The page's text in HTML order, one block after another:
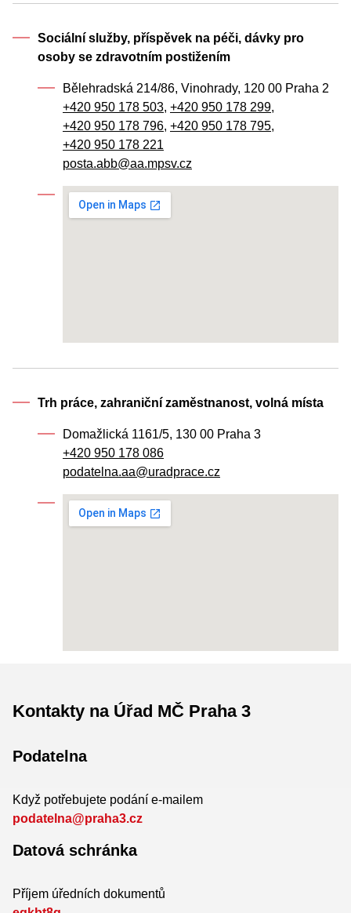
Sociální služby, příspěvek na péči, dávky pro
osoby se zdravotním postižením
Bělehradská 214/86, Vinohrady, 120 00 Praha 2
+420 950 178 503, +420 950 178 299,
+420 950 178 796, +420 950 178 795,
+420 950 178 221
posta.abb@aa.mpsv.cz
Trh práce, zahraniční zaměstnanost, volná místa
Domažlická 1161/5, 130 00 Praha 3
+420 950 178 086
podatelna.aa@uradprace.cz
Kontakty na Úřad MČ Praha 3
Podatelna
Když potřebujete podání e-mailem
podatelna@praha3.cz
Datová schránka
Příjem úředních dokumentů